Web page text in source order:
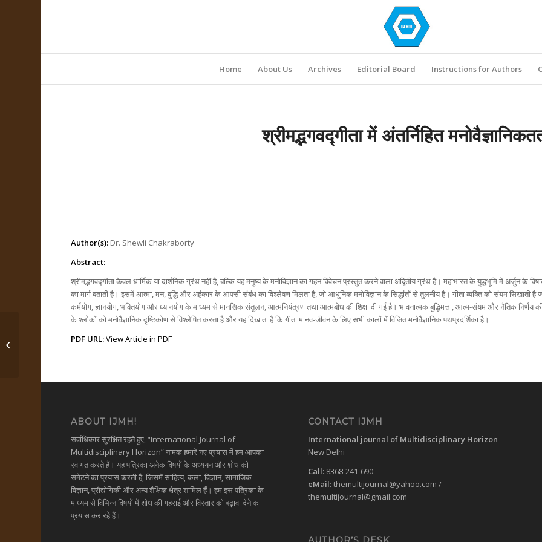
Home About Us Archives Editorial Board Instructions for Authors
श्रीमद्भगवद्गीता में अंतर्निहित
Author(s): Dr. Shewli Chakraborty
Abstract:
श्रीमद्भगवद्गीता केवल धार्मिक या दार्शनिक ग्रंथ नहीं है, बल्कि यह मनुष्य के मनोविज्ञान का गहन विवेचन प्रस्तुत करने वाला अद्वितीय ग्रंथ है। महाभारत के युद्धभूमि में अर्जुन के
का मार्ग बताती है। इसमें आत्मा, मन, बुद्धि और अहंकार के आपसी संबंध का विश्लेषण मिलता है, जो आधुनिक मनोविज्ञान के सिद्धांतों से तुलनीय है। गीता व्यक्ति को संयम सिखाती है
कर्मयोग, ज्ञानयोग, भक्तियोग और ध्यानयोग के माध्यम से मानसिक संतुलन, आत्मनियंत्रण तथा आत्मबोध की शिक्षा दी गई है। भावनात्मक बुद्धिमत्ता, आत्म-संयम और नैतिक
के श्लोकों को मनोवैज्ञानिक दृष्टिकोण से विश्लेषित करता है और यह दिखाता है कि गीता मानव-जीवन के लिए सभी कालों में विजित मनोवैज्ञानिक पथप्रदर्शिका है।
PDF URL:View Article in PDF
ABOUT IJMH!
सर्वाधिकार सुरक्षित रहते हुए, “International Journal of
Multidisciplinary Horizon” नामक हमारे नए प्रयास में हम आपका
स्वागत करते हैं। यह पत्रिका अनेक विषयों के अध्ययन और शोध को
समेटने का प्रयास करती है, जिसमें साहित्य, कला, विज्ञान, सामाजिक
विज्ञान, प्रौद्योगिकी और अन्य शैक्षिक क्षेत्र शामिल हैं। हम इस पत्रिका के
माध्यम से विभिन्न विषयों में शोध की गहराई और विस्तार को बढ़ावा देने का
प्रयास कर रहे हैं।
CONTACT IJMH
International journal of Multidisciplinary Horizon
New Delhi
Call: 8368-241-690
eMail:themultijournal@yahoo.com /
themultijournal@gmail.com
पदस्फोटनिराकरणम्